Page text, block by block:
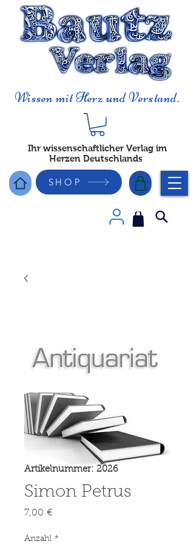
Wissen mit Herz und Verstand.
Ihr wissenschaftlicher Verlag im
Herzen Deutschlands
SHOP
Artikelnummer: 2026
Simon Petrus
7,00 €Preis
Anzahl *